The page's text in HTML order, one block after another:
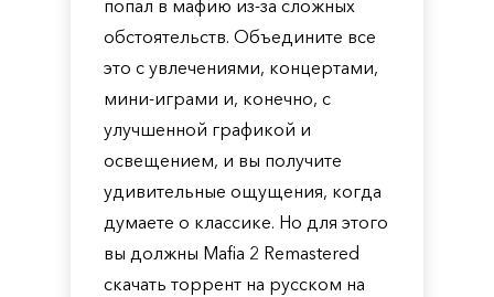
попал в мафию из-за сложных
обстоятельств. Объедините все
это с увлечениями, концертами,
мини-играми и, конечно, с
улучшенной графикой и
освещением, и вы получите
удивительные ощущения, когда
думаете о классике. Но для этого
вы должны Mafia 2 Remastered
скачать торрент на русском на